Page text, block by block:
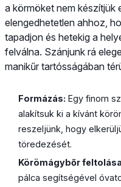
a körmöket nem készítjük
elengedhetetlen ahhoz,
tapadjon és hetekig a
felválna. Szánjunk rá
manikűr tartósságában
Formázás: Egy finom
alakítsuk ki a kívánt
reszeljünk, hogy
töredezését.
Körömágybőr
pálca segítségével